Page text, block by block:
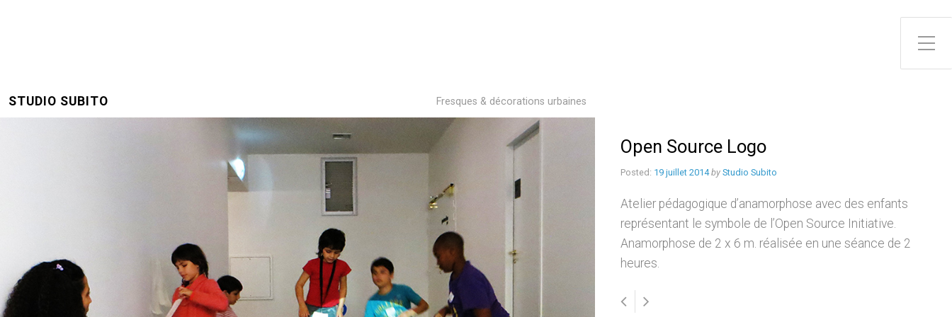
Toggle Side Menu
STUDIO SUBITO Fresques & décorations urbaines
Open Source Logo
Posted: 19 juillet 2014 by Studio Subito
Atelier pédagogique d’anamorphose avec des enfants
représentant le symbole de l’Open Source Initiative.
Anamorphose de 2 x 6 m. réalisée en une séance de 2
heures.